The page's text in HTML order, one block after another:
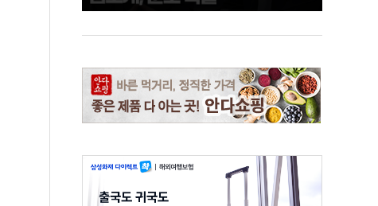
26.08.06 개혁신당 보완수사권 폐지 토론회